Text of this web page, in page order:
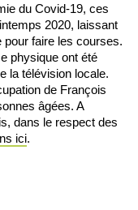
du Covid-19, ces
2020, laissant
pour faire les courses.
physique ont été
la télévision locale.
de François
âgées. A
dans le respect des
ici.